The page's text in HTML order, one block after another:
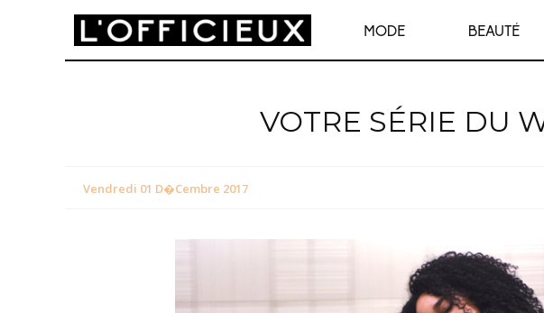
MODE BEAUTÉ
VOTRE SÉRIE DU
Vendredi 01 D�cembre 2017